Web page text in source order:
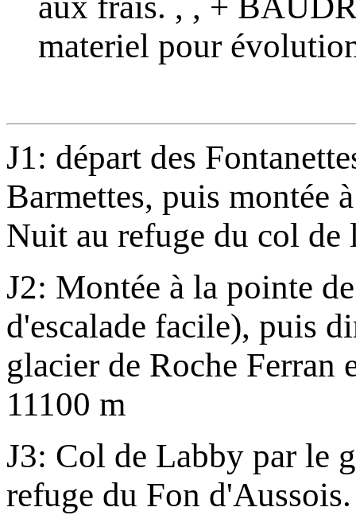
materiel pour
J1: départ des
Barmettes, puis montée
Nuit au refuge du col de
J2: Montée à la pointe
d'escalade facile), puis
glacier de Roche Ferran
11100 m
J3: Col de Labby par le
refuge du Fon